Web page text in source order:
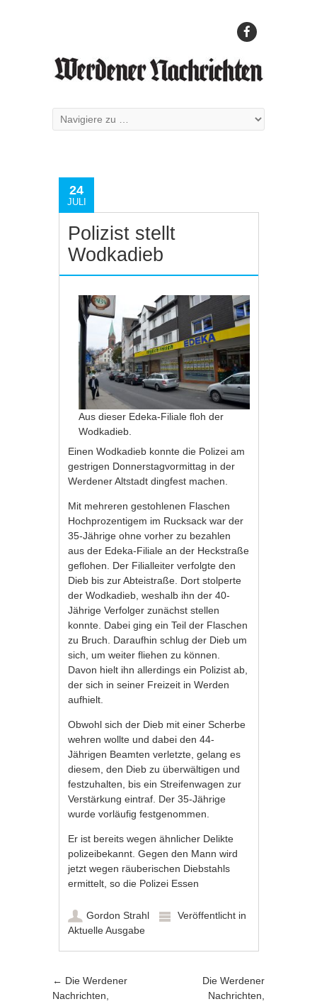
24
JULI
Polizist stellt
Wodkadieb
Aus dieser Edeka-Filiale floh der
Wodkadieb.
Einen Wodkadieb konnte die Polizei am
gestrigen Donnerstagvormittag in der
Werdener Altstadt dingfest machen.
Mit mehreren gestohlenen Flaschen
Hochprozentigem im Rucksack war der
35-Jährige ohne vorher zu bezahlen
aus der Edeka-Filiale an der Heckstraße
geflohen. Der Filialleiter verfolgte den
Dieb bis zur Abteistraße. Dort stolperte
der Wodkadieb, weshalb ihn der 40-
Jährige Verfolger zunächst stellen
konnte. Dabei ging ein Teil der Flaschen
zu Bruch. Daraufhin schlug der Dieb um
sich, um weiter fliehen zu können.
Davon hielt ihn allerdings ein Polizist ab,
der sich in seiner Freizeit in Werden
aufhielt.
Obwohl sich der Dieb mit einer Scherbe
wehren wollte und dabei den 44-
Jährigen Beamten verletzte, gelang es
diesem, den Dieb zu überwältigen und
festzuhalten, bis ein Streifenwagen zur
Verstärkung eintraf. Der 35-Jährige
wurde vorläufig festgenommen.
Er ist bereits wegen ähnlicher Delikte
polizeibekannt. Gegen den Mann wird
jetzt wegen räuberischen Diebstahls
ermittelt, so die Polizei Essen
Gordon Strahl
Veröffentlicht in
Aktuelle Ausgabe
Artikel-Navigation
← Die Werdener
Nachrichten,
Die Werdener
Nachrichten,